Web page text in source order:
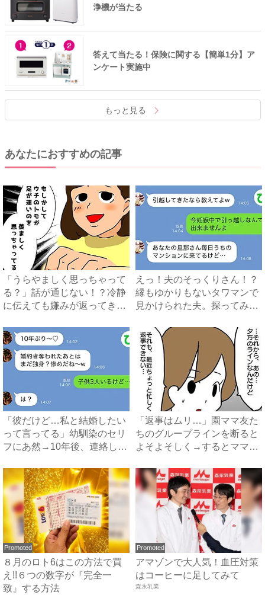
浄機が当たる
答えて当たる！保険に関する【簡単1分】ア
ンケート実施中
もっと見る
あなたにおすすめの記事
「うらやましく思っちゃって
る？」話が通じない！？冷静
に伝えても嫌みが返ってき
えっ！夫のそっくりさん！？
縁もゆかりもないタワマンで
見かけられた夫。探ってみる
「彼だけど…私と結婚したい
って言ってる」幼馴染のセリ
フにあ然→10年後、連絡し
「返事はムリ…」園ママ友た
ちのグループラインを断ると
よそよそしく→するとママが
Promoted
８月のロト6はこの方法で買
え!!６つの数字が『完全一
致』する方法
Promoted
アマゾンで大人気！血圧対策
はコーヒーに足してみて
森永乳業